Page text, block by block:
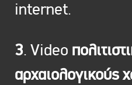
internet.
3. Video
αρχαιολογικούς